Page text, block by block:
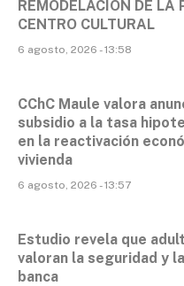
REMODELACIÓN DE
CENTRO CULTURAL
6 agosto, 2026 - 13:58
CChC Maule valora
subsidio a la tasa
en la reactivación
vivienda
6 agosto, 2026 - 13:57
Estudio revela que
valoran la seguridad y
banca